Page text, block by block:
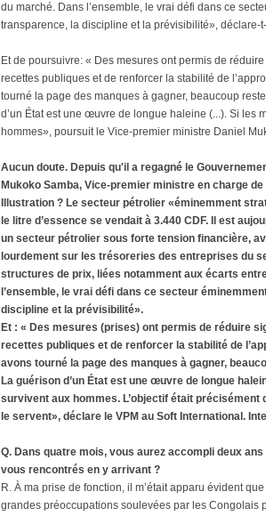
du marché. Dans l’ensemble, le vrai défi dans ce
transparence, la discipline et la prévisibilité»,
Et de poursuivre: « Des mesures ont permis de
recettes publiques et de renforcer la stabilité de
tourné la page des manques à gagner, beaucoup
d’un État est une œuvre de longue haleine (...). Si les
hommes», poursuit le Vice-premier ministre Daniel
Aucun doute. Depuis qu'il a regagné le
Mukoko Samba, Vice-premier ministre en charge
Illustration ? Le secteur pétrolier «éminemment
le litre d’essence se vendait à 3.440 CDF. Il est
un secteur pétrolier sous forte tension financière,
lourdement sur les trésoreries des entreprises du
structures de prix, liées notamment aux écarts
l’ensemble, le vrai défi dans ce secteur
discipline et la prévisibilité».
Et : « Des mesures (prises) ont permis de réduire
recettes publiques et de renforcer la stabilité de
avons tourné la page des manques à gagner,
La guérison d’un État est une œuvre de longue
survivent aux hommes. L’objectif était
le servent», déclare le VPM au Soft International.
Q. Dans quatre mois, vous aurez accompli deux
vous rencontrés en y arrivant ?
R. À ma prise de fonction, il m’était apparu évident
grandes préoccupations soulevées par les Congolais